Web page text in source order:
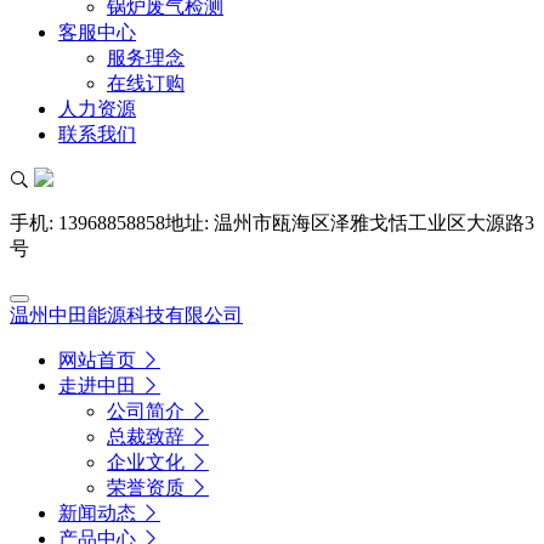
锅炉废气检测
客服中心
服务理念
在线订购
人力资源
联系我们
手机: 13968858858地址: 温州市瓯海区泽雅戈恬工业区大源路3
号
温州中田能源科技有限公司
网站首页
走进中田
公司简介
总裁致辞
企业文化
荣誉资质
新闻动态
产品中心